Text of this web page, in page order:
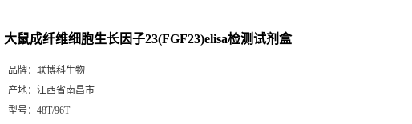
大鼠成纤维细胞生长因子23(FGF23)elisa检测试剂盒
品牌： 联博科生物
产地： 江西省南昌市
型号： 48T/96T